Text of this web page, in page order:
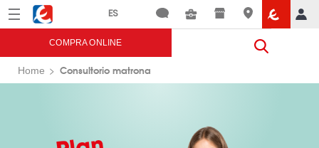
Menú Eroski
COMPRA ONLINE
Home Consultorio matrona